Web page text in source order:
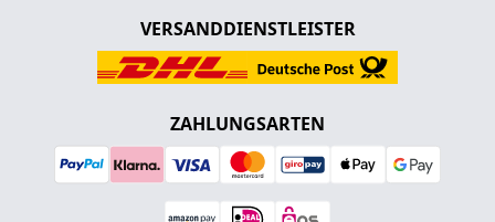
VERSANDDIENSTLEISTER
ZAHLUNGSARTEN